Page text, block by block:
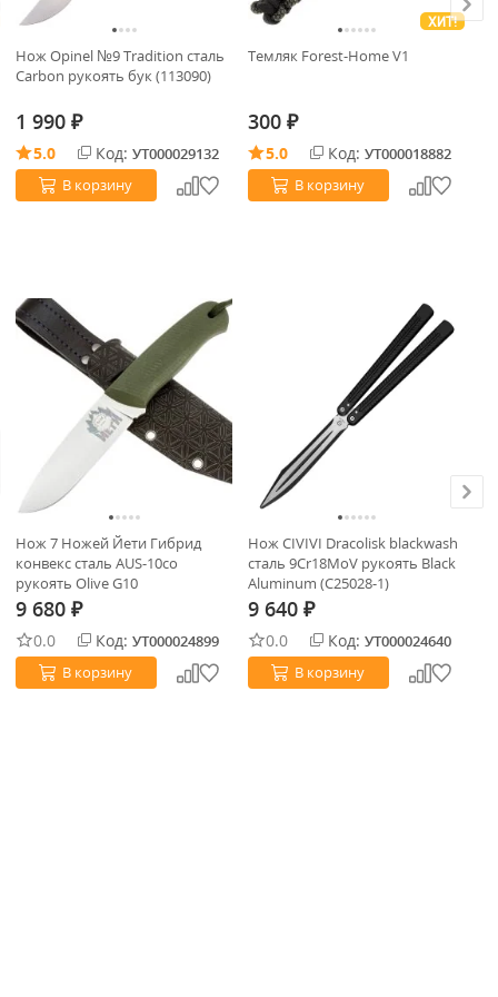
Нож Opinel №9 Tradition сталь
Carbon рукоять бук (113090)
1 990 ₽
5.0 Код: УТ000029132
В корзину
ХИТ!
Темляк Forest-Home V1
300 ₽
5.0 Код: УТ000018882
В корзину
Нож 7 Ножей Йети Гибрид
конвекс сталь AUS-10co
рукоять Olive G10
9 680 ₽
0.0 Код: УТ000024899
В корзину
Нож CIVIVI Dracolisk blackwash
сталь 9Cr18MoV рукоять Black
Aluminum (C25028-1)
9 640 ₽
0.0 Код: УТ000024640
В корзину